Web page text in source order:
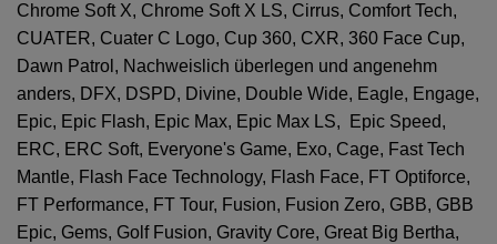
Chrome Soft X, Chrome Soft X LS, Cirrus, Comfort Tech,
CUATER, Cuater C Logo, Cup 360, CXR, 360 Face Cup,
Dawn Patrol, Nachweislich überlegen und angenehm
anders, DFX, DSPD, Divine, Double Wide, Eagle, Engage,
Epic, Epic Flash, Epic Max, Epic Max LS, Epic Speed,
ERC, ERC Soft, Everyone's Game, Exo, Cage, Fast Tech
Mantle, Flash Face Technology, Flash Face, FT Optiforce,
FT Performance, FT Tour, Fusion, Fusion Zero, GBB, GBB
Epic, Gems, Golf Fusion, Gravity Core, Great Big Bertha,